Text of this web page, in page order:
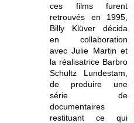
ces films furent
retrouvés en 1995,
Billy Klüver décida
en collaboration
avec Julie Martin et
la réalisatrice Barbro
Schultz Lundestam,
de produire une
série de
documentaires
restituant ce qui